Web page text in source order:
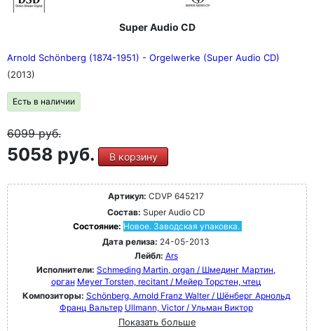
Super Audio CD
Arnold Schönberg (1874-1951) - Orgelwerke (Super Audio CD)
(2013)
Есть в наличии
6099руб.
5058 руб. В корзину
Артикул: CDVP 645217
Состав: Super Audio CD
Состояние: Новое. Заводская упаковка.
Дата релиза: 24-05-2013
Лейбл: Ars
Исполнители: Schmeding Martin, organ / Шмединг Мартин,
орган Meyer Torsten, recitant / Мейер Торстен, чтец
Композиторы: Schönberg, Arnold Franz Walter / Шёнберг Арнольд
Франц Вальтер Ullmann, Victor / Ульман Виктор
Показать больше